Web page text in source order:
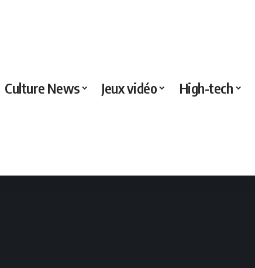
Culture News Jeux vidéo High-tech